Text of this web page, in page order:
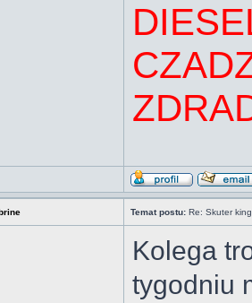
Temat postu: Re: Skuter
Kolega
tygodniu